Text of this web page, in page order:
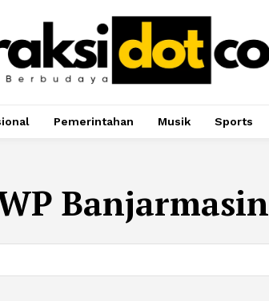
Pemerintahan Musik Sports
Banjarmasin